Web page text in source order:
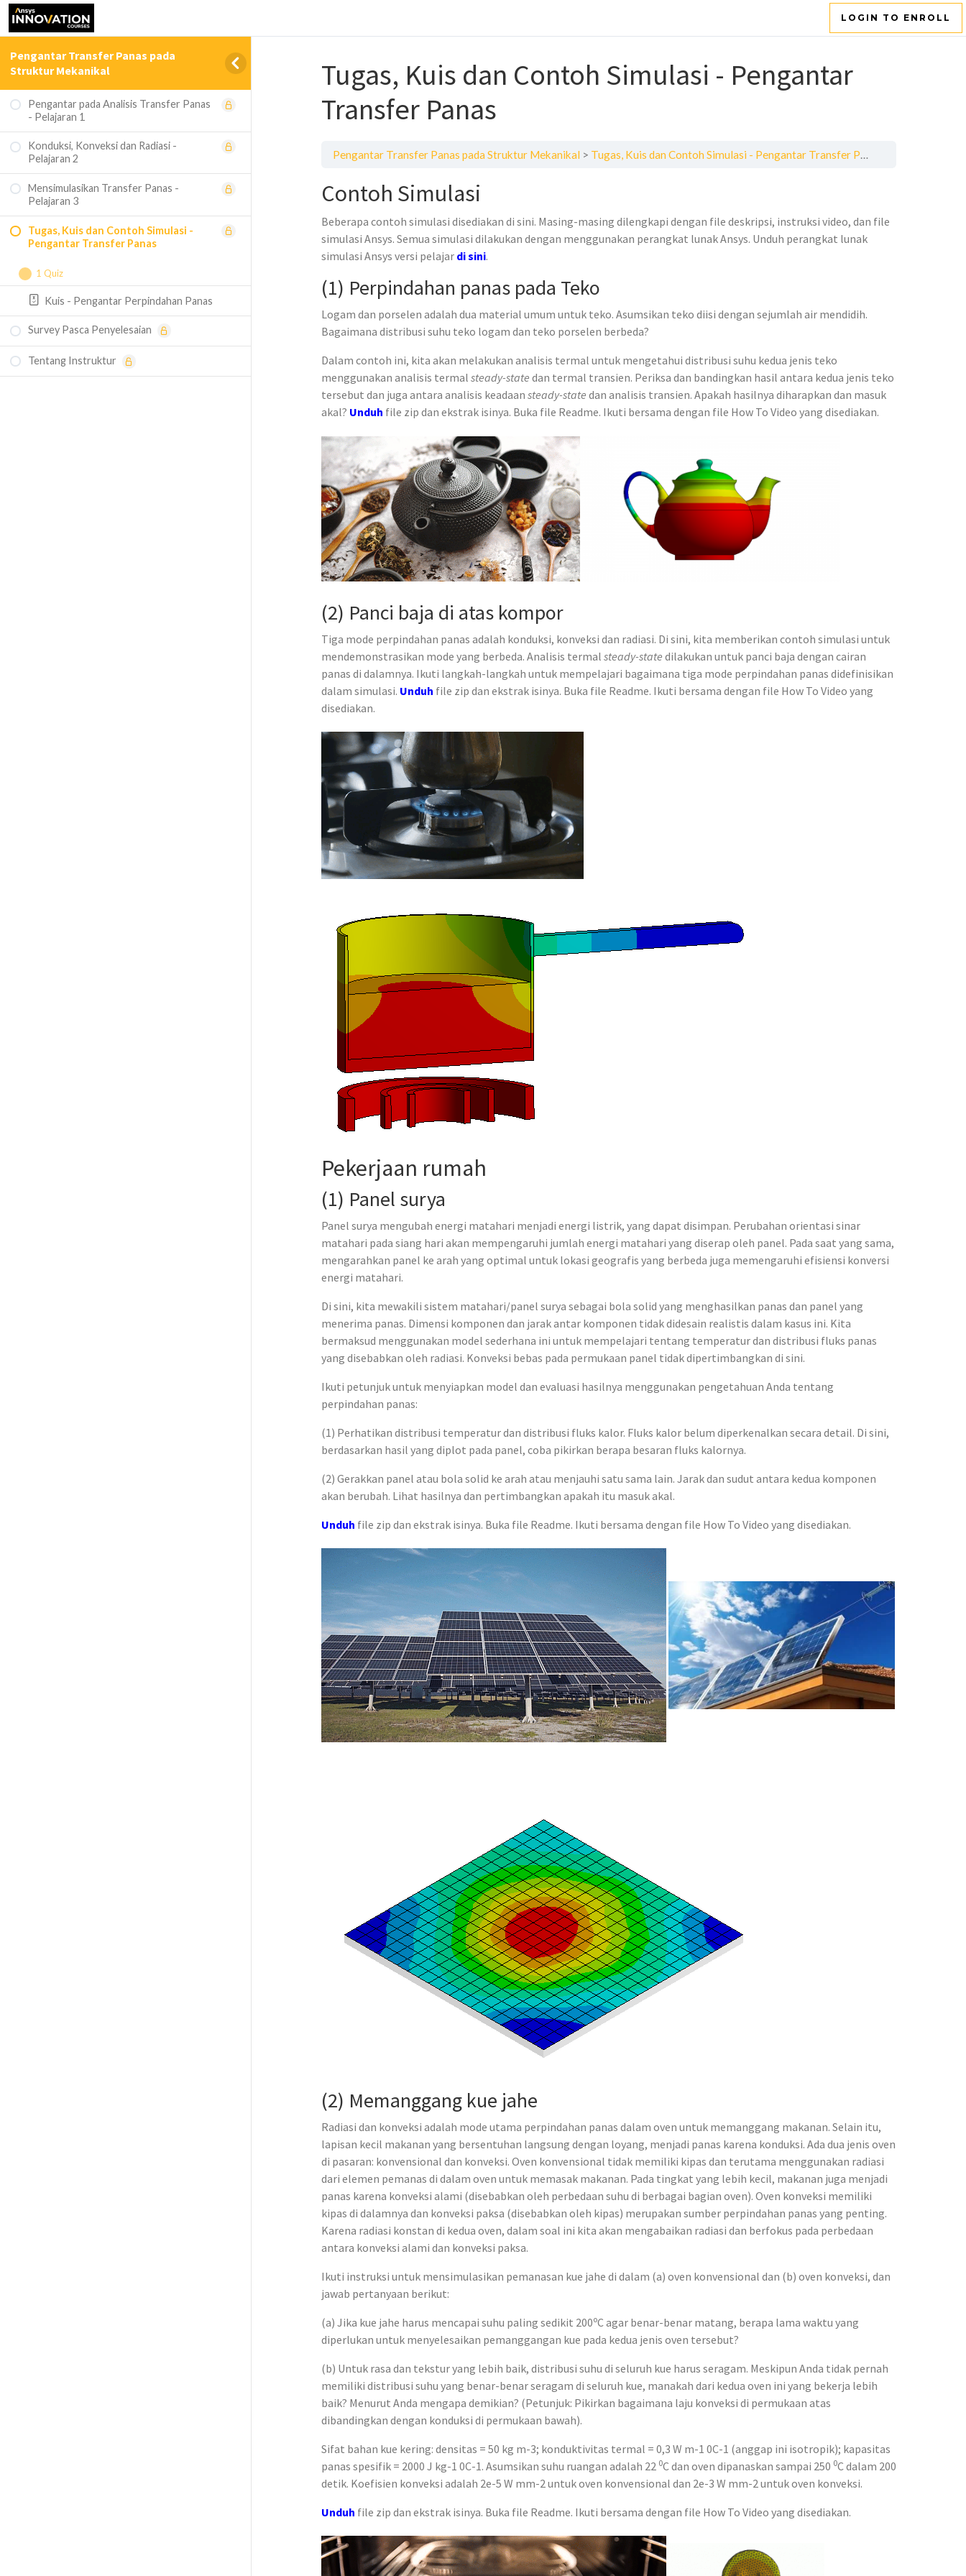
Pengantar Transfer Panas pada
Struktur Mekanikal
Pengantar pada Analisis Transfer Panas
- Pelajaran 1
Konduksi, Konveksi dan Radiasi -
Pelajaran 2
Mensimulasikan Transfer Panas -
Pelajaran 3
Tugas, Kuis dan Contoh Simulasi -
Pengantar Transfer Panas
1 Quiz
Kuis - Pengantar Perpindahan Panas
Survey Pasca Penyelesaian
Tentang Instruktur
LOGIN TO ENROLL
Tugas, Kuis dan Contoh Simulasi - Pengantar
Transfer Panas
Pengantar Transfer Panas pada Struktur Mekanikal Tugas, Kuis dan Contoh Simulasi - Pengantar Transfer Panas
Contoh Simulasi
Beberapa contoh simulasi disediakan di sini. Masing-masing dilengkapi dengan file deskripsi, instruksi video, dan file
simulasi Ansys. Semua simulasi dilakukan dengan menggunakan perangkat lunak Ansys. Unduh perangkat lunak
simulasi Ansys versi pelajar di sini.
(1) Perpindahan panas pada Teko
Logam dan porselen adalah dua material umum untuk teko. Asumsikan teko diisi dengan sejumlah air mendidih.
Bagaimana distribusi suhu teko logam dan teko porselen berbeda?
Dalam contoh ini, kita akan melakukan analisis termal untuk mengetahui distribusi suhu kedua jenis teko
menggunakan analisis termal steady-state dan termal transien. Periksa dan bandingkan hasil antara kedua jenis teko
tersebut dan juga antara analisis keadaan steady-state dan analisis transien. Apakah hasilnya diharapkan dan masuk
akal? Unduh file zip dan ekstrak isinya. Buka file Readme. Ikuti bersama dengan file How To Video yang disediakan.
(2) Panci baja di atas kompor
Tiga mode perpindahan panas adalah konduksi, konveksi dan radiasi. Di sini, kita memberikan contoh simulasi untuk
mendemonstrasikan mode yang berbeda. Analisis termal steady-state dilakukan untuk panci baja dengan cairan
panas di dalamnya. Ikuti langkah-langkah untuk mempelajari bagaimana tiga mode perpindahan panas didefinisikan
dalam simulasi. Unduh file zip dan ekstrak isinya. Buka file Readme. Ikuti bersama dengan file How To Video yang
disediakan.
Pekerjaan rumah
(1) Panel surya
Panel surya mengubah energi matahari menjadi energi listrik, yang dapat disimpan. Perubahan orientasi sinar
matahari pada siang hari akan mempengaruhi jumlah energi matahari yang diserap oleh panel. Pada saat yang sama,
mengarahkan panel ke arah yang optimal untuk lokasi geografis yang berbeda juga memengaruhi efisiensi konversi
energi matahari.
Di sini, kita mewakili sistem matahari/panel surya sebagai bola solid yang menghasilkan panas dan panel yang
menerima panas. Dimensi komponen dan jarak antar komponen tidak didesain realistis dalam kasus ini. Kita
bermaksud menggunakan model sederhana ini untuk mempelajari tentang temperatur dan distribusi fluks panas
yang disebabkan oleh radiasi. Konveksi bebas pada permukaan panel tidak dipertimbangkan di sini.
Ikuti petunjuk untuk menyiapkan model dan evaluasi hasilnya menggunakan pengetahuan Anda tentang
perpindahan panas:
(1) Perhatikan distribusi temperatur dan distribusi fluks kalor. Fluks kalor belum diperkenalkan secara detail. Di sini,
berdasarkan hasil yang diplot pada panel, coba pikirkan berapa besaran fluks kalornya.
(2) Gerakkan panel atau bola solid ke arah atau menjauhi satu sama lain. Jarak dan sudut antara kedua komponen
akan berubah. Lihat hasilnya dan pertimbangkan apakah itu masuk akal.
Unduh file zip dan ekstrak isinya. Buka file Readme. Ikuti bersama dengan file How To Video yang disediakan.
(2) Memanggang kue jahe
Radiasi dan konveksi adalah mode utama perpindahan panas dalam oven untuk memanggang makanan. Selain itu,
lapisan kecil makanan yang bersentuhan langsung dengan loyang, menjadi panas karena konduksi. Ada dua jenis oven
di pasaran: konvensional dan konveksi. Oven konvensional tidak memiliki kipas dan terutama menggunakan radiasi
dari elemen pemanas di dalam oven untuk memasak makanan. Pada tingkat yang lebih kecil, makanan juga menjadi
panas karena konveksi alami (disebabkan oleh perbedaan suhu di berbagai bagian oven). Oven konveksi memiliki
kipas di dalamnya dan konveksi paksa (disebabkan oleh kipas) merupakan sumber perpindahan panas yang penting.
Karena radiasi konstan di kedua oven, dalam soal ini kita akan mengabaikan radiasi dan berfokus pada perbedaan
antara konveksi alami dan konveksi paksa.
Ikuti instruksi untuk mensimulasikan pemanasan kue jahe di dalam (a) oven konvensional dan (b) oven konveksi, dan
jawab pertanyaan berikut:
(a) Jika kue jahe harus mencapai suhu paling sedikit 200oC agar benar-benar matang, berapa lama waktu yang
diperlukan untuk menyelesaikan pemanggangan kue pada kedua jenis oven tersebut?
(b) Untuk rasa dan tekstur yang lebih baik, distribusi suhu di seluruh kue harus seragam. Meskipun Anda tidak pernah
memiliki distribusi suhu yang benar-benar seragam di seluruh kue, manakah dari kedua oven ini yang bekerja lebih
baik? Menurut Anda mengapa demikian? (Petunjuk: Pikirkan bagaimana laju konveksi di permukaan atas
dibandingkan dengan konduksi di permukaan bawah).
Sifat bahan kue kering: densitas = 50 kg m-3; konduktivitas termal = 0,3 W m-1 0C-1 (anggap ini isotropik); kapasitas
panas spesifik = 2000 J kg-1 0C-1. Asumsikan suhu ruangan adalah 22 0C dan oven dipanaskan sampai 250 0C dalam 200
detik. Koefisien konveksi adalah 2e-5 W mm-2 untuk oven konvensional dan 2e-3 W mm-2 untuk oven konveksi.
Unduh file zip dan ekstrak isinya. Buka file Readme. Ikuti bersama dengan file How To Video yang disediakan.